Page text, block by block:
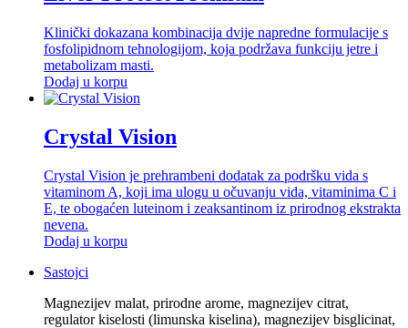
Klinički dokazana kombinacija dvije napredne formulacije s
fosfolipidnom tehnologijom, koja podržava funkciju jetre i
metabolizam masti.
Dodaj u korpu
Crystal Vision
Crystal Vision je prehrambeni dodatak za podršku vida s
vitaminom A, koji ima ulogu u očuvanju vida, vitaminima C i
E, te obogaćen luteinom i zeaksantinom iz prirodnog ekstrakta
nevena.
Dodaj u korpu
Sastojci
Magnezijev malat, prirodne arome, magnezijev citrat,
regulator kiselosti (limunska kiselina), magnezijev bisglicinat,